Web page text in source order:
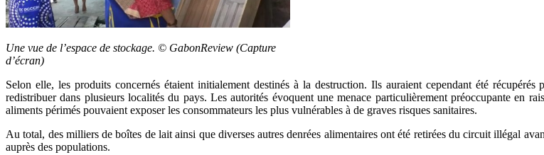
Une vue de l’espace de stockage. © GabonReview (Capture
d’écran)
Selon elle, les produits concernés étaient initialement destinés à la destruction. Ils auraient cependant été
redistribuer dans plusieurs localités du pays. Les autorités évoquent une menace particulièrement préoccupante en
aliments périmés pouvaient exposer les consommateurs les plus vulnérables à de graves risques sanitaires.
Au total, des milliers de boîtes de lait ainsi que diverses autres denrées alimentaires ont été retirées du circuit illégal
auprès des populations.